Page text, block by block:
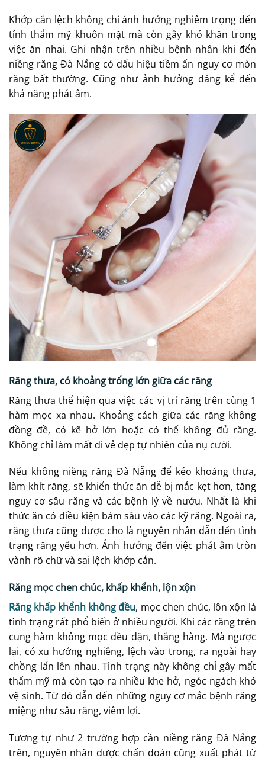
Khớp cắn lệch không chỉ ảnh hưởng nghiêm trọng đến
tính thẩm mỹ khuôn mặt mà còn gây khó khăn trong
việc ăn nhai. Ghi nhận trên nhiều bệnh nhân khi đến
niềng răng Đà Nẵng có dấu hiệu tiềm ẩn nguy cơ mòn
răng bất thường. Cũng như ảnh hưởng đáng kể đến
khả năng phát âm.
Răng thưa, có khoảng trống lớn giữa các răng
Răng thưa thể hiện qua việc các vị trí răng trên cùng 1
hàm mọc xa nhau. Khoảng cách giữa các răng không
đồng đề, có kẽ hở lớn hoặc có thể không đủ răng.
Không chỉ làm mất đi vẻ đẹp tự nhiên của nụ cười.
Nếu không niềng răng Đà Nẵng để kéo khoảng thưa,
làm khít răng, sẽ khiến thức ăn dễ bị mắc kẹt hơn, tăng
nguy cơ sâu răng và các bệnh lý về nướu. Nhất là khi
thức ăn có điều kiện bám sâu vào các kỹ răng. Ngoài ra,
răng thưa cũng được cho là nguyên nhân dẫn đến tình
trạng răng yếu hơn. Ảnh hưởng đến việc phát âm tròn
vành rõ chữ và sai lệch khớp cắn.
Răng mọc chen chúc, khấp khểnh, lộn xộn
Răng khấp khểnh không đều, mọc chen chúc, lôn xộn là
tình trạng rất phổ biến ở nhiều người. Khi các răng trên
cung hàm không mọc đều đặn, thẳng hàng. Mà ngược
lại, có xu hướng nghiêng, lệch vào trong, ra ngoài hay
chồng lấn lên nhau. Tình trạng này không chỉ gây mất
thẩm mỹ mà còn tạo ra nhiều khe hở, ngóc ngách khó
vệ sinh. Từ đó dẫn đến những nguy cơ mắc bệnh răng
miệng như sâu răng, viêm lợi.
Tương tự như 2 trường hợp cần niềng răng Đà Nẵng
trên, nguyên nhân được chấn đoán cũng xuất phát từ